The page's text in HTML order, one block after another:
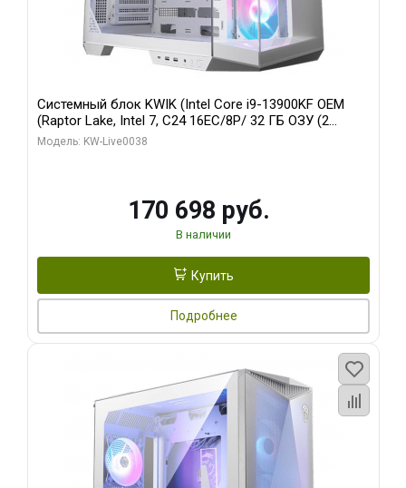
Системный блок KWIK (Intel Core i9-13900KF OEM
(Raptor Lake, Intel 7, C24 16EC/8P/ 32 ГБ ОЗУ (2
модуля)/ Gigabyte RX9070XT GAMING OC 16GB GDDR6
Модель: KW-Live0038
170 698 руб.
В наличии
Купить
Подробнее